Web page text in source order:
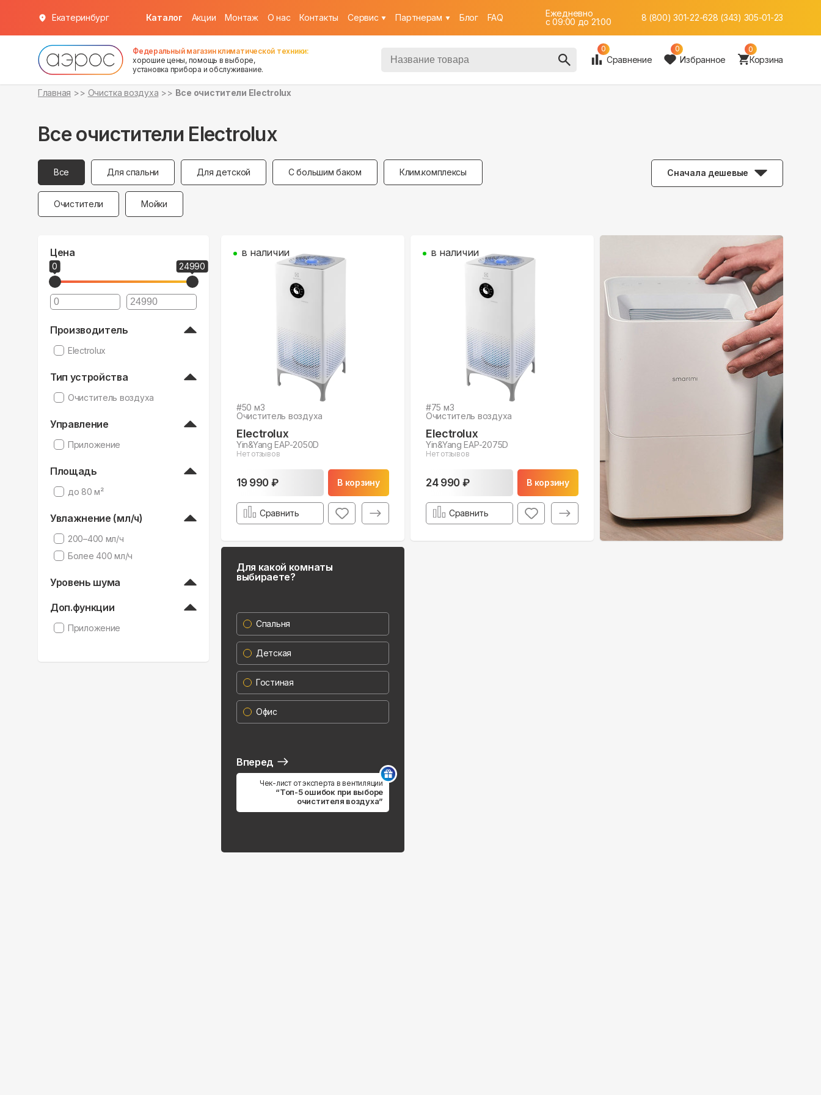
Екатеринбург Каталог Акции Монтаж О нас Контакты Cервис Партнерам Блог FAQ
Ежедневно
c 09:00 до 21:00
8 (800) 301-22-628 (343) 305-01-23
Федеральный магазин климатической техники:
хорошие цены, помощь в выборе,
установка прибора и обслуживание.
0
Сравнение
0
Избранное
0
Корзина
Главная Очистка воздуха Все очистители Electrolux
Все очистители Electrolux
Все Для спальни Для детской С большим баком Клим.комплексы
Очистители Мойки
Сначала дешевые
Цена
0 24990
Производитель
Electrolux
Тип устройства
Очиститель воздуха
Управление
Приложение
Площадь
до 80 м²
Увлажнение (мл/ч)
200–400 мл/ч
Более 400 мл/ч
Уровень шума
Доп.функции
Приложение
#50 м3
Очиститель воздуха
Electrolux
Yin&Yang EAP-2050D
Нет отзывов
19 990 ₽ В корзину
в наличии
Сравнить
#75 м3
Очиститель воздуха
Electrolux
Yin&Yang EAP-2075D
Нет отзывов
24 990 ₽ В корзину
в наличии
Сравнить
Для какой комнаты
выбираете?
Спальня
Детская
Гостиная
Офис
Вперед
Чек-лист от эксперта в вентиляции
“Топ-5 ошибок при выборе
очистителя воздуха”